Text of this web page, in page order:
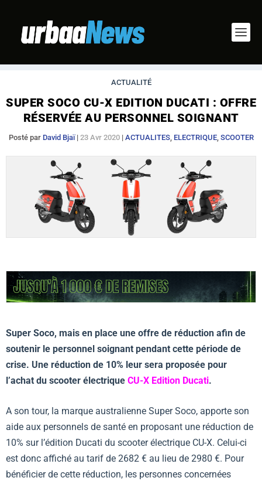
ACTUALITÉ
SUPER SOCO CU-X EDITION DUCATI : OFFRE
RÉSERVÉE AU PERSONNEL SOIGNANT
Posté par David Bjaï| 23 Avr 2020| ACTUALITES, ELECTRIQUE, SCOOTER
Super Soco, mais en place une offre de réduction afin de
soutenir le personnel soignant pendant cette période de
crise. Une réduction de 10% leur sera proposée pour
l’achat du scooter électrique CU-X Edition Ducati.
A son tour, la marque australienne Super Soco, apporte son
aide aux personnels de santé en proposant une réduction de
10% sur l’édition Ducati du scooter électrique CU-X. Celui-ci
est donc affiché au tarif de 2682 € au lieu de 2980 €. Pour
bénéficier de cette réduction, les personnes concernées